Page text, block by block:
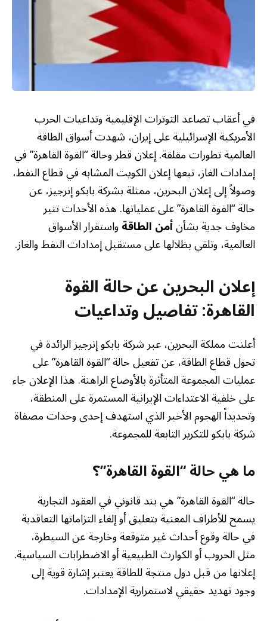
في أعقاب تصاعد التوترات الإقليمية وتداعيات الحرب
الأمريكية الإسرائيلية على إيران، شهدت أسواق الطاقة
العالمية تطورات مقلقة. إعلان قطر وحالة “القوة القاهرة” في
إمدادات الغاز، تبعها إعلان الكويت المشابه في قطاع النفط،
وصولاً إلى إعلان البحرين، ممثلة بشركة بابكو إنرجيز، عن
حالة “القوة القاهرة” على عملياتها. هذه الأحداث تثير
مخاوف جدية بشأنأمن الطاقةواستقرار الأسواق
العالمية، وتلقي بظلالها على مستقبل إمدادات النفط والغاز.
إعلان البحرين عن حالة القوة
القاهرة: تفاصيل وتداعيات
أعلنت مملكة البحرين، عبر شركة بابكو إنرجيز الرائدة في
تحول قطاع الطاقة، عن تفعيل حالة “القوة القاهرة” على
عمليات المجموعة المتأثرة بالأوضاع الراهنة. هذا الإعلان جاء
على خلفية الاعتداءات الإيرانية المستمرة على المنطقة،
وتحديداً الهجوم الأخير الذي استهدف إحدى وحدات مصفاة
شركة بابكو للتكرير التابعة للمجموعة.
ما هي حالة “القوة القاهرة”؟
حالة “القوة القاهرة” هي بند قانوني في العقود التجارية
يسمح للأطراف المعنية بتعليق أو إلغاء التزاماتها التعاقدية
في حالة وقوع أحداث غير متوقعة وخارجة عن السيطرة،
مثل الحروب أو الكوارث الطبيعية أو الاضطرابات السياسية.
إعلانها من قبل دول منتجة للطاقة يعتبر إشارة قوية إلى
وجود تهديد حقيقي لاستمرارية الإمدادات.